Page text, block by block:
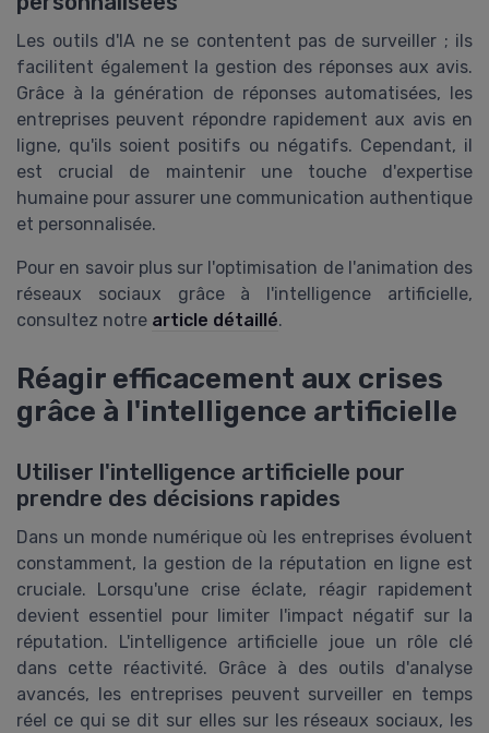
Les outils d'IA ne se contentent pas de surveiller ; ils
facilitent également la gestion des réponses aux avis.
Grâce à la génération de réponses automatisées, les
entreprises peuvent répondre rapidement aux avis en
ligne, qu'ils soient positifs ou négatifs. Cependant, il
est crucial de maintenir une touche d'expertise
humaine pour assurer une communication authentique
et personnalisée.
Pour en savoir plus sur l'optimisation de l'animation des
réseaux sociaux grâce à l'intelligence artificielle,
consultez notre article détaillé.
Réagir efficacement aux crises
grâce à l'intelligence artificielle
Utiliser l'intelligence artificielle pour
prendre des décisions rapides
Dans un monde numérique où les entreprises évoluent
constamment, la gestion de la réputation en ligne est
cruciale. Lorsqu'une crise éclate, réagir rapidement
devient essentiel pour limiter l'impact négatif sur la
réputation. L'intelligence artificielle joue un rôle clé
dans cette réactivité. Grâce à des outils d'​analyse
avancés, les entreprises peuvent surveiller en temps
réel ce qui se dit sur elles sur les réseaux sociaux, les